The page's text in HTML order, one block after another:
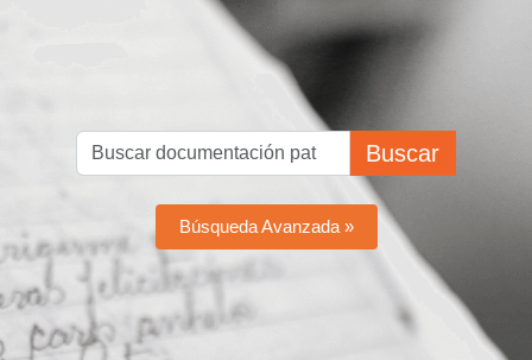
Buscar
Búsqueda Avanzada »